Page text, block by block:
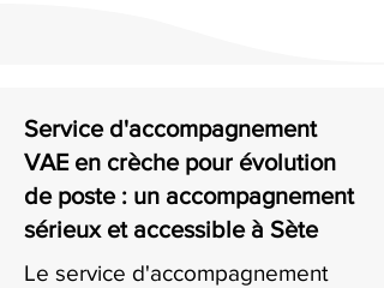
Service d'accompagnement
VAE en crèche pour évolution
de poste : un accompagnement
sérieux et accessible à Sète
Le service d'accompagnement